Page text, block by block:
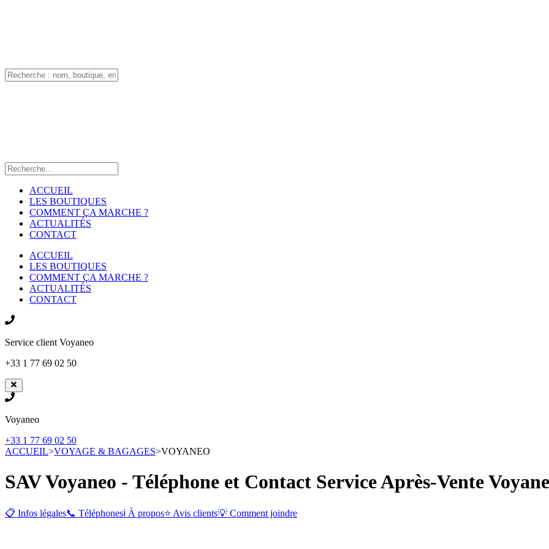
ACCUEIL
LES BOUTIQUES
COMMENT ÇA MARCHE ?
ACTUALITÉS
CONTACT
ACCUEIL
LES BOUTIQUES
COMMENT ÇA MARCHE ?
ACTUALITÉS
CONTACT
Service client Voyaneo
+33 1 77 69 02 50
Voyaneo
+33 1 77 69 02 50
ACCUEIL>VOYAGE & BAGAGES>VOYANEO
SAV Voyaneo - Téléphone et Contact Service Après-Vente
📋 Infos légales📞 Téléphonesℹ️ À propos⭐ Avis clients💡 Comment joindre